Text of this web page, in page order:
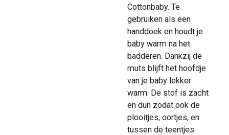
Cottonbaby. Te
gebruiken als een
handdoek en houdt je
baby warm na het
badderen. Dankzij de
muts blijft het hoofdje
van je baby lekker
warm. De stof is zacht
en dun zodat ook de
plooitjes, oortjes, en
tussen de teentjes